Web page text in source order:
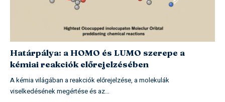
Határpálya: a HOMO és LUMO szerepe a
kémiai reakciók előrejelzésében
A kémia világában a reakciók előrejelzése, a molekulák
viselkedésének megértése és az…